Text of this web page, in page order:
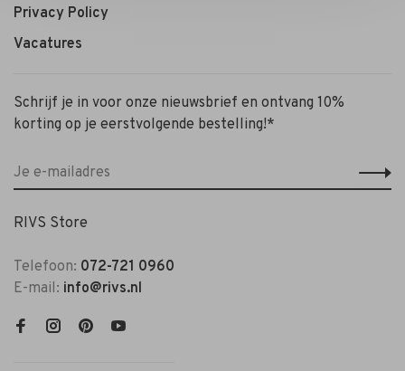
Privacy Policy
Vacatures
Schrijf je in voor onze nieuwsbrief en ontvang 10%
korting op je eerstvolgende bestelling!*
RIVS Store
Telefoon: 072-721 0960
E-mail: info@rivs.nl